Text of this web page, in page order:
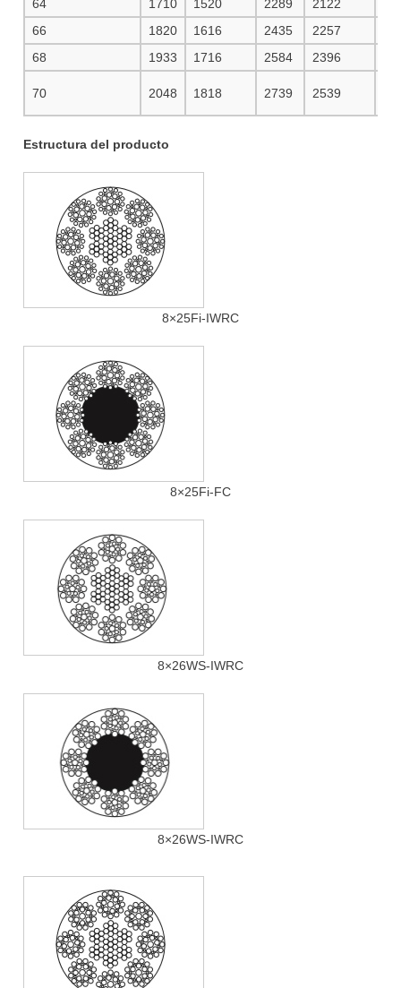
64 1710 1520 2289 2122
66
1820 1616 2435 2257
68
1933 1716 2584 2396
70 2048 1818 2739 2539
Estructura del producto
8×25Fi-IWRC
8×25Fi-FC
8×26WS-IWRC
8×26WS-IWRC